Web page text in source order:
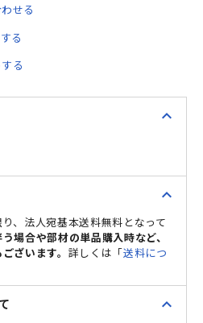
せる
る
る
expand_less
expand_less
、法人宛基本送料無料となって
場合や部材の単品購入時など、
ざいます。 詳しくは「送料につ
expand_less